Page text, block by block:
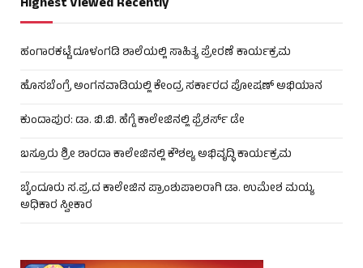
ಹಂಗಾರಕಟ್ಟೆ ದೂಳಂಗಡಿ ಶಾಲೆಯಲ್ಲಿ ಸಾಹಿತ್ಯ ಪ್ರೇರಣೆ ಕಾರ್ಯಕ್ರಮ
ಹೊಸಬೆಂಗ್ರೆ ಅಂಗನವಾಡಿಯಲ್ಲಿ ಕೇಂದ್ರ ಸರ್ಕಾರದ ಪೋಷಣ್ ಅಭಿಯಾನ
ಕುಂದಾಪುರ: ಡಾ. ಬಿ.ಬಿ. ಹೆಗ್ಡೆ ಕಾಲೇಜಿನಲ್ಲಿ ಫ್ರೆಶರ್ಸ್ ಡೇ
ಬಸ್ರೂರು ಶ್ರೀ ಶಾರದಾ ಕಾಲೇಜಿನಲ್ಲಿ ಕೌಶಲ್ಯ ಅಭಿವೃದ್ಧಿ ಕಾರ್ಯಕ್ರಮ
ಬೈಂದೂರು ಸ.ಪ್ರ.ದ ಕಾಲೇಜಿನ ಪ್ರಾಂಶುಪಾಲರಾಗಿ ಡಾ. ಉಮೇಶ ಮಯ್ಯ
ಅಧಿಕಾರ ಸ್ವೀಕಾರ